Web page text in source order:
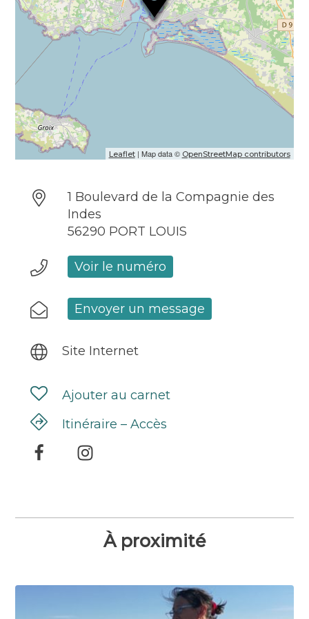
Accessible aux personnes en situation de
handicap (conformément à la législation en
vigueur)
Leaflet| Map data © OpenStreetMap contributors
1 Boulevard de la Compagnie des
Indes
56290 PORT LOUIS
Voir le numéro
Envoyer un message
Site Internet
Ajouter au carnet
Itinéraire – Accès
À proximité